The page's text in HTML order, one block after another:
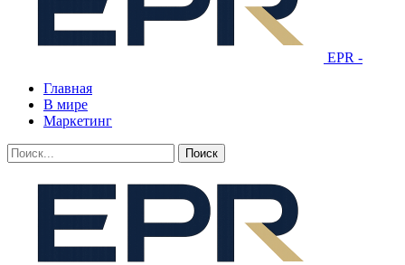
EPR -
Главная
В мире
Маркетинг